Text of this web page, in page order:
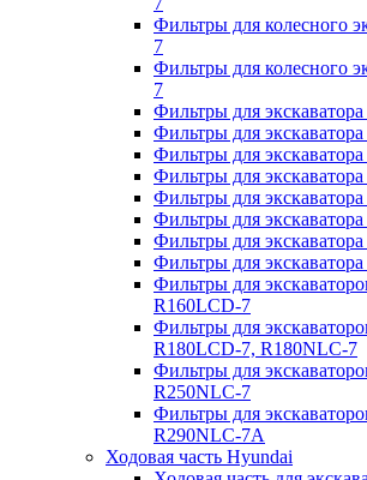
Фильтры для колесного
7
Фильтры для колесного
7
Фильтры для
Фильтры для
Фильтры для
Фильтры для
Фильтры для
Фильтры для
Фильтры для
Фильтры для
Фильтры для
R160LCD-7
Фильтры для
R180LCD-7, R180NLC-7
Фильтры для
R250NLC-7
Фильтры для
R290NLC-7A
Ходовая часть Hyundai